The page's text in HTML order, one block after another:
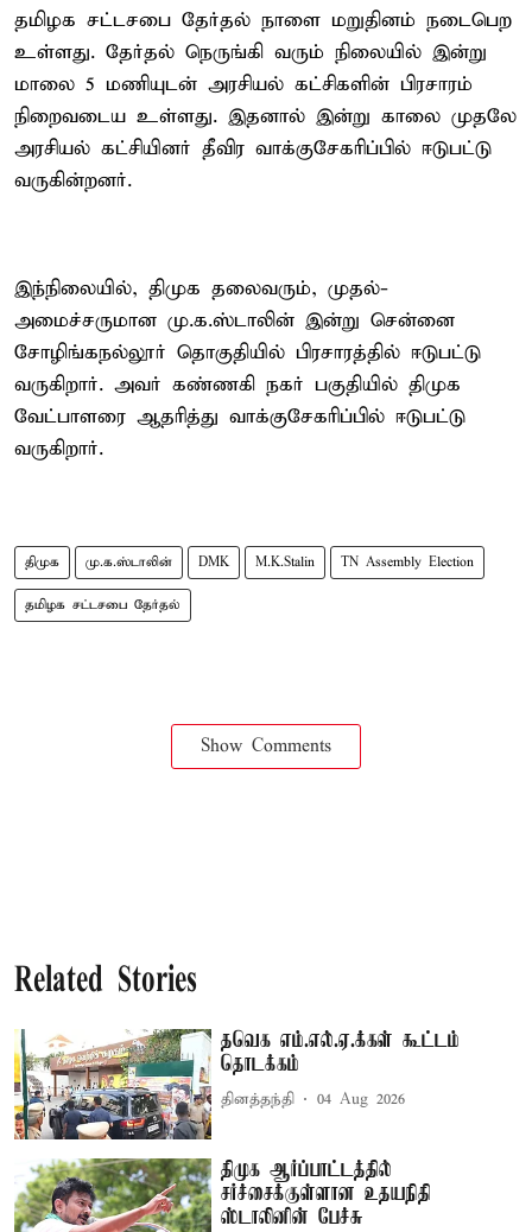
தமிழக சட்டசபை தேர்தல் நாளை மறுதினம் நடைபெற
உள்ளது. தேர்தல் நெருங்கி வரும் நிலையில் இன்று
மாலை 5 மணியுடன் அரசியல் கட்சிகளின் பிரசாரம்
நிறைவடைய உள்ளது. இதனால் இன்று காலை முதலே
அரசியல் கட்சியினர் தீவிர வாக்குசேகரிப்பில் ஈடுபட்டு
வருகின்றனர்.
இந்நிலையில், திமுக தலைவரும், முதல்-
அமைச்சருமான மு.க.ஸ்டாலின் இன்று சென்னை
சோழிங்கநல்லூர் தொகுதியில் பிரசாரத்தில் ஈடுபட்டு
வருகிறார். அவர் கண்ணகி நகர் பகுதியில் திமுக
வேட்பாளரை ஆதரித்து வாக்குசேகரிப்பில் ஈடுபட்டு
வருகிறார்.
திமுக மு.க.ஸ்டாலின் DMK M.K.Stalin TN Assembly Election
தமிழக சட்டசபை தேர்தல்
Show Comments
Related Stories
தவெக எம்.எல்.ஏ.க்கள் கூட்டம்
தொடக்கம்
தினத்தந்தி 04 Aug 2026
திமுக ஆர்ப்பாட்டத்தில்
சர்ச்சைக்குள்ளான உதயநிதி
ஸ்டாலினின் பேச்சு